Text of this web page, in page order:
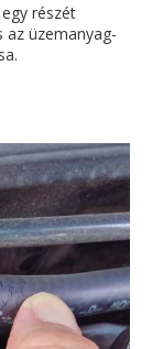
részét
üzemanyag-